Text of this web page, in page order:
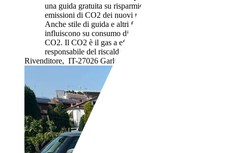
una guida gratuita su risparmio di carburante e
emissioni di CO2 dei nuovi modelli di autovetture.
Anche stile di guida e altri fattori non tecnici
influiscono su consumo di carburante e emissioni di
CO2. Il CO2 è il gas a effetto serra principalmente
responsabile del riscaldamento terrestre.
Rivenditore, IT-27026 Garlasco - Pavia - Pv